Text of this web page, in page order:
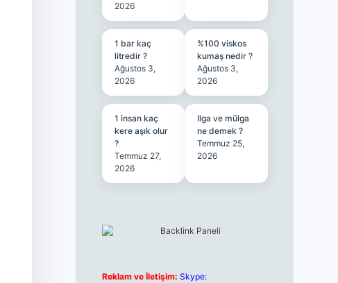
2026
1 bar kaç
litredir ?
Ağustos 3,
2026
%100 viskos
kumaş nedir ?
Ağustos 3,
2026
1 insan kaç
kere aşık olur
?
Temmuz 27,
2026
Ilga ve mülga
ne demek ?
Temmuz 25,
2026
Reklam ve İletişim: Skype: